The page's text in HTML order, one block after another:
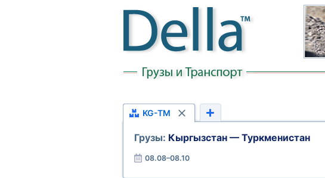
KG-TM
Грузы: Кыргызстан — Туркменистан
08.08–08.10